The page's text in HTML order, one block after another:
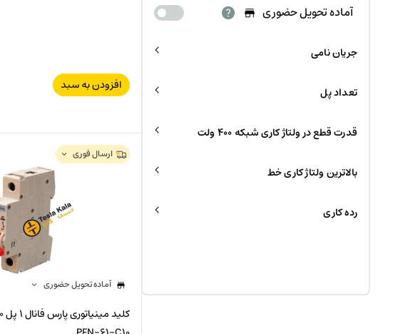
افزودن به سبد
ارسال فوری
آماده تحویل حضوری
آماده تحویل حضوری
جریان نامی
تعداد پل
قدرت قطع در ولتاژ کاری شبکه 400 ولت
بالاترین ولتاژ کاری خط
رده کاری